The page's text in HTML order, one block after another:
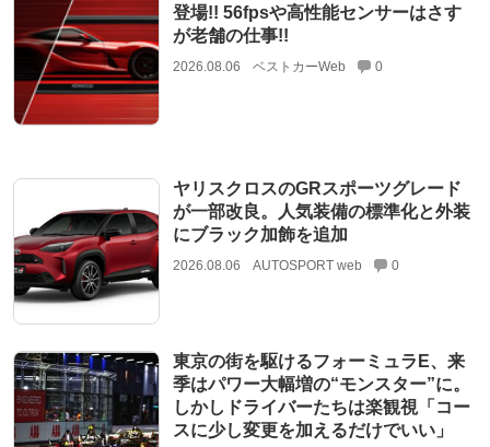
登場!! 56fpsや高性能センサーはさす
が老舗の仕事!!
2026.08.06 ベストカーWeb 0
ヤリスクロスのGRスポーツグレード
が一部改良。人気装備の標準化と外装
にブラック加飾を追加
2026.08.06 AUTOSPORT web 0
東京の街を駆けるフォーミュラE、来
季はパワー大幅増の“モンスター”に。
しかしドライバーたちは楽観視「コー
スに少し変更を加えるだけでいい」